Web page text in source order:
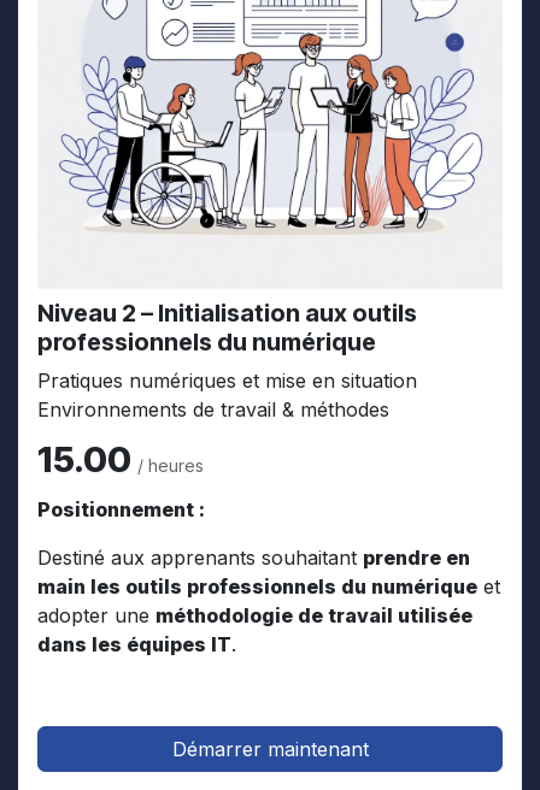
Niveau 2 – Initialisation aux outils
professionnels du numérique
Pratiques numériques et mise en situation
Environnements de travail & méthodes
15.00 / heures
Positionnement :
Destiné aux apprenants souhaitant prendre en
main les outils professionnels du numérique et
adopter une méthodologie de travail utilisée
dans les équipes IT.
Démarrer maintenant